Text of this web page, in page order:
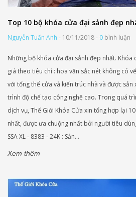
Top 10 bộ khóa cửa đại sảnh đẹp
Nguyễn Tuấn Anh - 10/11/2018 - 0 bình luận
Những bộ khóa cửa đại sảnh đẹp nhất. Khóa
giá theo tiêu chí : hoa văn sắc nét không có
với tổng thể cửa và kiến trúc nhà và được
trình độ chế tạo công nghệ cao. Trong quá
dịch vụ, Thế Giới Khóa Cửa xin tổng hợp lại
nhất, được ưa chuộng nhất bởi người tiêu
SSA XL - 8383 - 24K : Sản...
Xem thêm